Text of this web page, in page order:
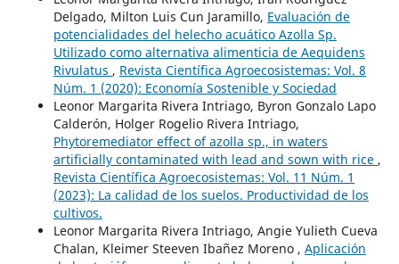
Delgado, Milton Luis Cun Jaramillo, Evaluación de
potencialidades del helecho acuático Azolla Sp.
Utilizado como alternativa alimenticia de Aequidens
Rivulatus , Revista Científica Agroecosistemas: Vol. 8
Núm. 1 (2020): Economía Sostenible y Sociedad
Leonor Margarita Rivera Intriago, Byron Gonzalo Lapo
Calderón, Holger Rogelio Rivera Intriago,
Phytoremediator effect of azolla sp., in waters
artificially contaminated with lead and sown with rice ,
Revista Científica Agroecosistemas: Vol. 11 Núm. 1
(2023): La calidad de los suelos. Productividad de los
cultivos.
Leonor Margarita Rivera Intriago, Angie Yulieth Cueva
Chalan, Kleimer Steeven Ibañez Moreno , Aplicación